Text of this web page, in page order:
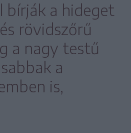
bírják a hideget
rövidszőrű
a nagy testű
a
is,